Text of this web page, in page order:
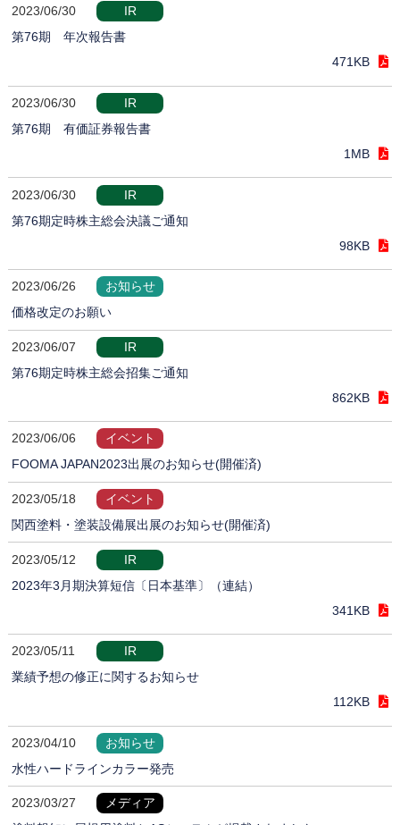
2023/06/30
IR
第76期 年次報告書
471KB
2023/06/30
IR
第76期 有価証券報告書
1MB
2023/06/30
IR
第76期定時株主総会決議ご通知
98KB
2023/06/26
お知らせ
価格改定のお願い
2023/06/07
IR
第76期定時株主総会招集ご通知
862KB
2023/06/06
イベント
FOOMA JAPAN2023出展のお知らせ(開催済)
2023/05/18
イベント
関西塗料・塗装設備展出展のお知らせ(開催済)
2023/05/12
IR
2023年3月期決算短信〔日本基準〕（連結）
341KB
2023/05/11
IR
業績予想の修正に関するお知らせ
112KB
2023/04/10
お知らせ
水性ハードラインカラー発売
2023/03/27
メディア